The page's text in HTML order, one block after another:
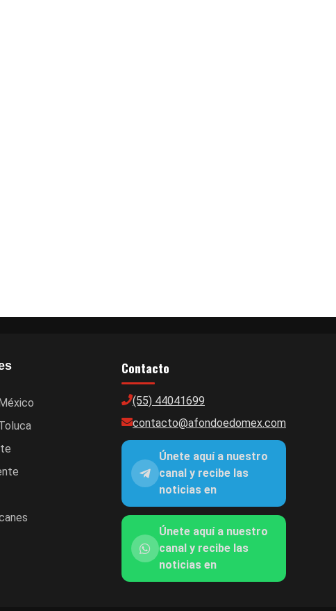
Contacto
(55) 44041699
contacto@afondoedomex.com
Únete aquí a nuestro
canal y recibe las
noticias en
Únete aquí a nuestro
canal y recibe las
noticias en